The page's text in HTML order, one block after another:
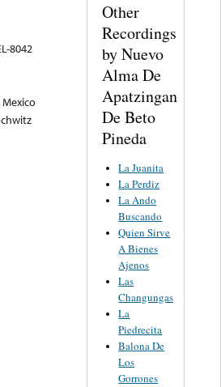
8042
Mexico
Other
Recordings
by Nuevo
Alma De
Apatzingan
De Beto
Pineda
La Juanita
La Perdiz
La Ando
Buscando
Quien Sirve
A Bienes
Ajenos
Las
Changungas
La
Piedrecita
Balona De
Los
Gorrones